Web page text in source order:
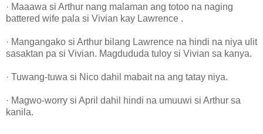
· Maaawa si Arthur nang malaman ang totoo na naging
battered wife pala si Vivian kay Lawrence .
· Mangangako si Arthur bilang Lawrence na hindi na niya ulit
sasaktan pa si Vivian. Magdududa tuloy si Vivian sa kanya.
· Tuwang-tuwa si Nico dahil mabait na ang tatay niya.
· Magwo-worry si April dahil hindi na umuuwi si Arthur sa
kanila.